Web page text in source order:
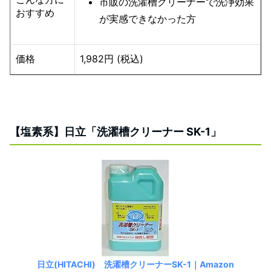
おすすめ
が実感できなかった方
価格 1,982円 (税込)
【塩素系】日立「洗濯槽クリーナー SK-1」
日立(HITACHI) 洗濯槽クリーナーSK-1｜Amazon